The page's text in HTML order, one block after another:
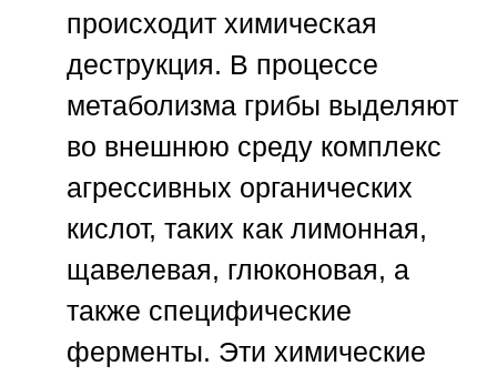
происходит химическая
деструкция. В процессе
метаболизма грибы выделяют
во внешнюю среду комплекс
агрессивных органических
кислот, таких как лимонная,
щавелевая, глюконовая, а
также специфические
ферменты. Эти химические